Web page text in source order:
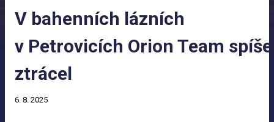
V bahenních lázních
v Petrovicích Orion Team spíše
ztrácel
6. 8. 2025